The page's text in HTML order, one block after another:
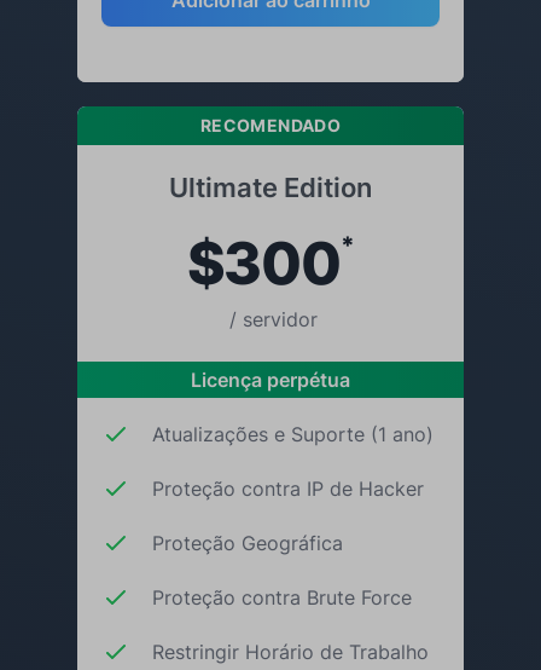
RECOMENDADO
Ultimate Edition
$300*
/ servidor
Licença perpétua
Atualizações e Suporte (1 ano)
Proteção contra IP de Hacker
Proteção Geográfica
Proteção contra Brute Force
Restringir Horário de Trabalho